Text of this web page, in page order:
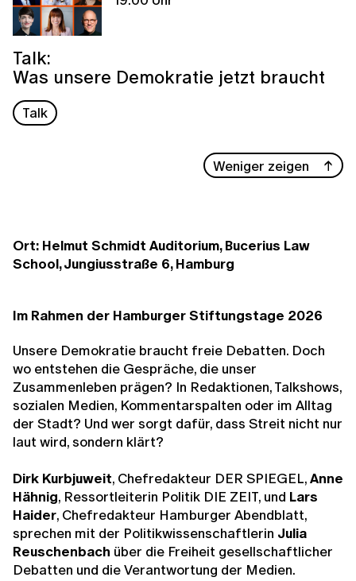
Talk:
Was unsere Demokratie jetzt braucht
Talk
Weniger zeigen
Ort: Helmut Schmidt Auditorium, Bucerius Law
School, Jungiusstraße 6, Hamburg
Im Rahmen der Hamburger Stiftungstage 2026
Unsere Demokratie braucht freie Debatten. Doch
wo entstehen die Gespräche, die unser
Zusammenleben prägen? In Redaktionen, Talkshows,
sozialen Medien, Kommentarspalten oder im Alltag
der Stadt? Und wer sorgt dafür, dass Streit nicht nur
laut wird, sondern klärt?
Dirk Kurbjuweit, Chefredakteur DER SPIEGEL,Anne
Hähnig, Ressortleiterin Politik DIE ZEIT, und Lars
Haider, Chefredakteur Hamburger Abendblatt,
sprechen mit der Politikwissenschaftlerin Julia
Reuschenbach über die Freiheit gesellschaftlicher
Debatten und die Verantwortung der Medien.